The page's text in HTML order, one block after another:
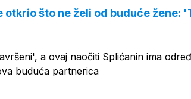
što ne želi od buduće žene:
a ovaj naočiti Splićanin ima
buduća partnerica